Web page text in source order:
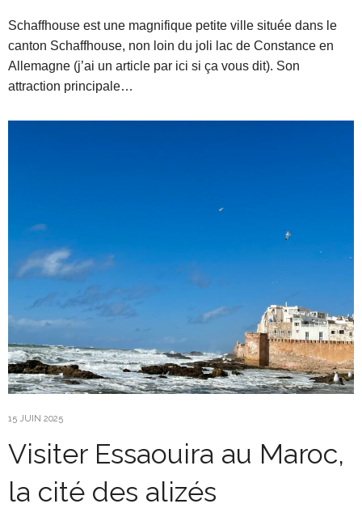
Schaffhouse est une magnifique petite ville située dans le
canton Schaffhouse, non loin du joli lac de Constance en
Allemagne (j’ai un article par ici si ça vous dit). Son
attraction principale…
15 JUIN 2025
Visiter Essaouira au Maroc,
la cité des alizés